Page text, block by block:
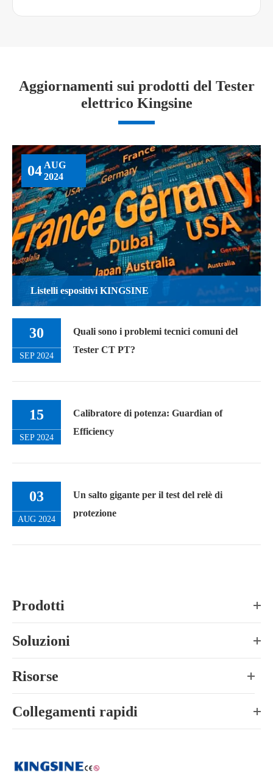
Aggiornamenti sui prodotti del Tester
elettrico Kingsine
Listelli espositivi KINGSINE
04 AUG
2024
30
SEP 2024
Quali sono i problemi tecnici comuni del
Tester CT PT?
15
SEP 2024
Calibratore di potenza: Guardian of
Efficiency
03
AUG 2024
Un salto gigante per il test del relè di
protezione
Prodotti
Soluzioni
Risorse
Collegamenti rapidi